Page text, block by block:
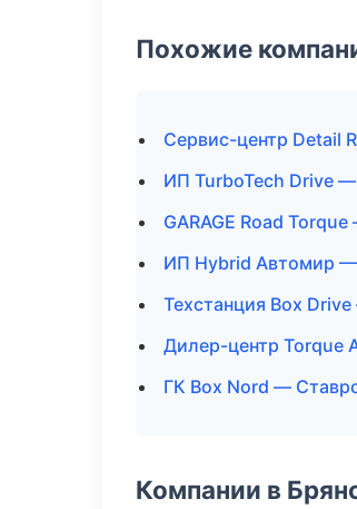
Похожие
Сервис-центр Detail
ИП TurboTech Drive —
GARAGE Road
ИП Hybrid Автомир
Техстанция Box
Дилер-центр Torque
ГК Box Nord —
Компании в